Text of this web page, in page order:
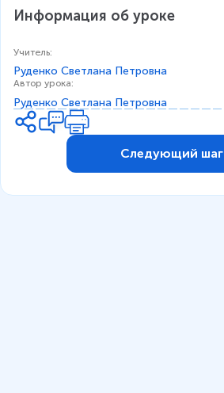
Информация об уроке
Учитель:
Руденко Светлана Петровна
Автор урока:
Руденко Светлана Петровна
Следующий шаг